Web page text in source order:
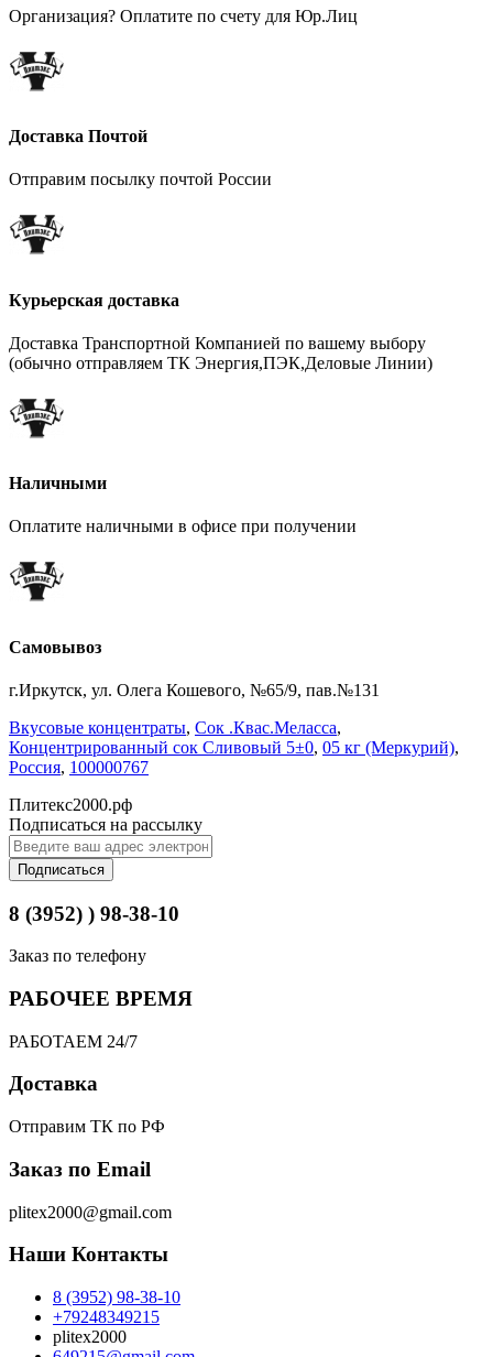
Организация? Оплатите по счету для Юр.Лиц
Доставка Почтой
Отправим посылку почтой России
Курьерская доставка
Доставка Транспортной Компанией по вашему выбору
(обычно отправляем ТК Энергия,ПЭК,Деловые Линии)
Наличными
Оплатите наличными в офисе при получении
Самовывоз
г.Иркутск, ул. Олега Кошевого, №65/9, пав.№131
Вкусовые концентраты, Сок .Квас.Меласса,
Концентрированный сок Сливовый 5±0, 05 кг (Меркурий),
Россия, 100000767
Плитекс2000.рф
Подписаться на рассылку
Подписаться
8 (3952) ) 98-38-10
Заказ по телефону
РАБОЧЕЕ ВРЕМЯ
РАБОТАЕМ 24/7
Доставка
Отправим ТК по РФ
Заказ по Email
plitex2000@gmail.com
Наши Контакты
8 (3952) 98-38-10
+79248349215
plitex2000